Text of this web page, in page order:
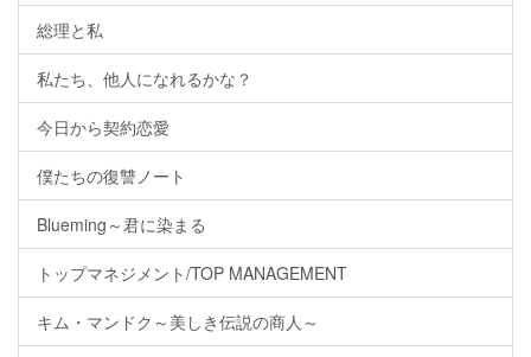
総理と私
私たち、他人になれるかな？
今日から契約恋愛
僕たちの復讐ノート
Blueming～君に染まる
トップマネジメント/TOP MANAGEMENT
キム・マンドク～美しき伝説の商人～